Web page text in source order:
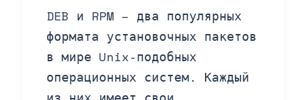
DEB и RPM – два популярных
формата установочных пакетов
в мире Unix-подобных
операционных систем. Каждый